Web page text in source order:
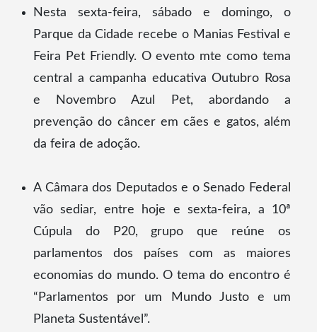
Nesta sexta-feira, sábado e domingo, o
Parque da Cidade recebe o Manias Festival e
Feira Pet Friendly. O evento mte como tema
central a campanha educativa Outubro Rosa
e Novembro Azul Pet, abordando a
prevenção do câncer em cães e gatos, além
da feira de adoção.
A Câmara dos Deputados e o Senado Federal
vão sediar, entre hoje e sexta-feira, a 10ª
Cúpula do P20, grupo que reúne os
parlamentos dos países com as maiores
economias do mundo. O tema do encontro é
“Parlamentos por um Mundo Justo e um
Planeta Sustentável”.